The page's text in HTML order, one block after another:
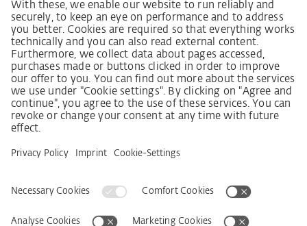
Процедура подання та розгляду скарг відповідно
до Закону про належну обачність у ланцюгах
постачання
Довідкові дані AGB
Політика конфіденційності
Заява щодо доступності
Сервіси